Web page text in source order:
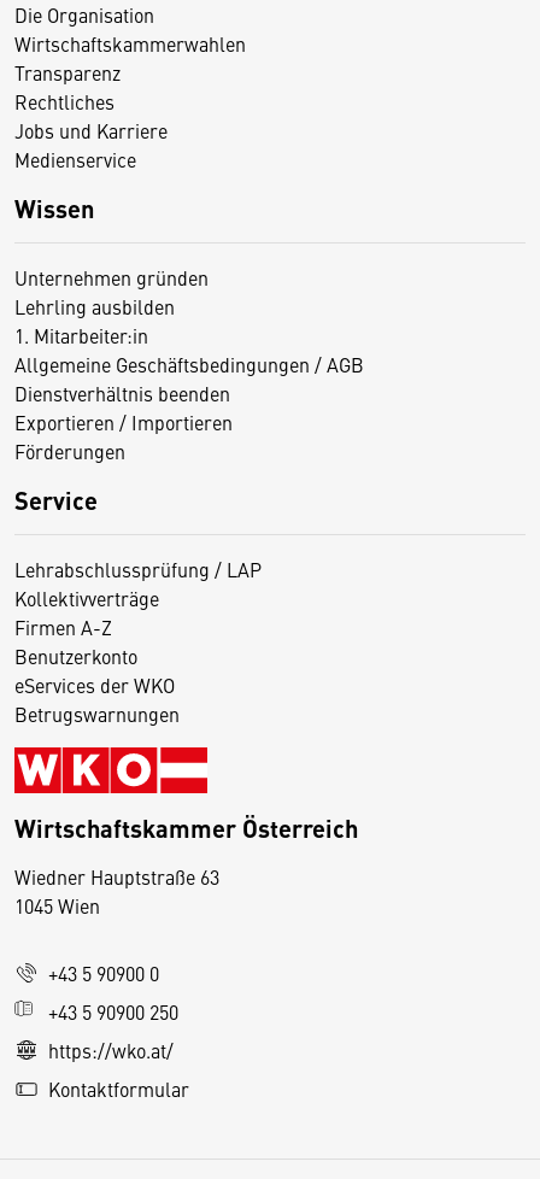
Die Organisation
Wirtschaftskammerwahlen
Transparenz
Rechtliches
Jobs und Karriere
Medienservice
Wissen
Unternehmen gründen
Lehrling ausbilden
1. Mitarbeiter:in
Allgemeine Geschäftsbedingungen / AGB
Dienstverhältnis beenden
Exportieren / Importieren
Förderungen
Service
Lehrabschlussprüfung / LAP
Kollektivverträge
Firmen A-Z
Benutzerkonto
eServices der WKO
Betrugswarnungen
Wirtschaftskammer Österreich
Wiedner Hauptstraße 63
1045 Wien
+43 5 90900 0
+43 5 90900 250
https://wko.at/
Kontaktformular
D
s
e
S
e